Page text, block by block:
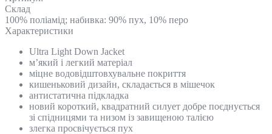
Склад
100% поліамід; набивка: 90% пух, 10% перо
Характеристики
Ultra Light Down Jacket
м’який і легкий матеріал
міцне водовідштовхувальне покриття
кишеньковий дизайн, складається в мішечок
антистатична підкладка
новий короткий, квадратний силует добре поєднується
зі спідницями та низом із завищеною талією
злегка просвічується пух